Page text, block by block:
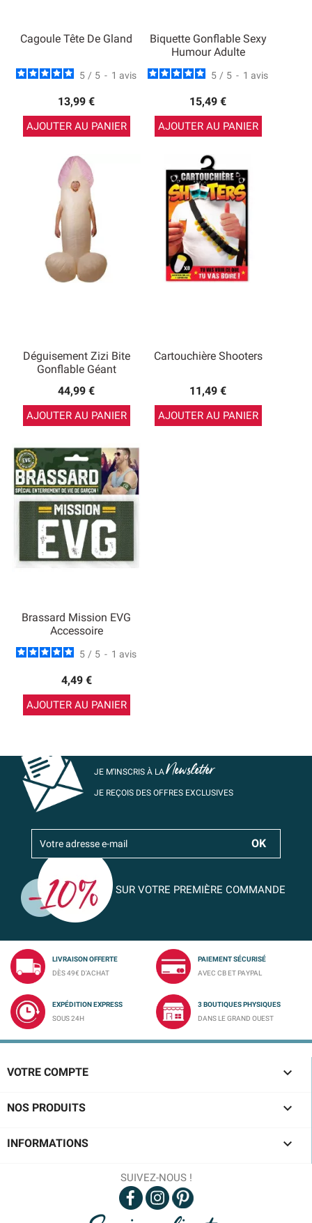
Cagoule Tête De Gland
5 / 5 - 1 avis
13,99 €
AJOUTER AU PANIER
Biquette Gonflable Sexy
Humour Adulte
5 / 5 - 1 avis
15,49 €
AJOUTER AU PANIER
Déguisement Zizi Bite
Gonflable Géant
44,99 €
AJOUTER AU PANIER
Cartouchière Shooters
11,49 €
AJOUTER AU PANIER
Brassard Mission EVG
Accessoire
5 / 5 - 1 avis
4,49 €
AJOUTER AU PANIER
JE M’INSCRIS À LANewsletter
JE REÇOIS DES OFFRES EXCLUSIVES
SUR VOTRE PREMIÈRE COMMANDE
LIVRAISON OFFERTE
DÈS 49€ D'ACHAT
PAIEMENT SÉCURISÉ
AVEC CB ET PAYPAL
EXPÉDITION EXPRESS
SOUS 24H
3 BOUTIQUES PHYSIQUES
DANS LE GRAND OUEST
VOTRE COMPTE 
NOS PRODUITS 
INFORMATIONS 
SUIVEZ-NOUS !